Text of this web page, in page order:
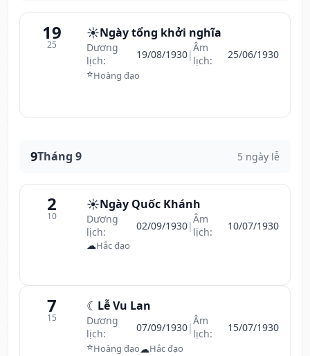
19
25
☀️Ngày tổng khởi nghĩa
Dương
lịch:
19/08/1930|Âm
lịch:
25/06/1930
⭐Hoàng đạo
9Tháng 9 5 ngày lễ
2
10
☀️Ngày Quốc Khánh
Dương
lịch:
02/09/1930|Âm
lịch:
10/07/1930
☁Hắc đạo
7
15
☾ Lễ Vu Lan
Dương
lịch:
07/09/1930|Âm
lịch:
15/07/1930
⭐Hoàng đạo☁Hắc đạo